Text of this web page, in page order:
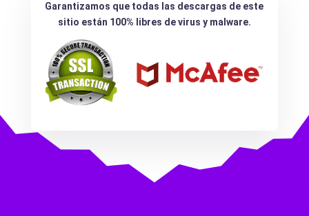
Garantizamos que todas las descargas de este
sitio están 100% libres de virus y malware.